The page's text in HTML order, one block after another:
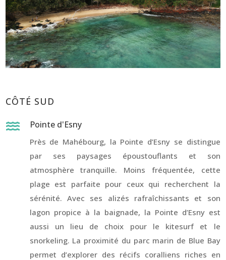
CÔTÉ SUD
 Pointe d'Esny
Près de Mahébourg, la Pointe d’Esny se distingue
par ses paysages époustouflants et son
atmosphère tranquille. Moins fréquentée, cette
plage est parfaite pour ceux qui recherchent la
sérénité. Avec ses alizés rafraîchissants et son
lagon propice à la baignade, la Pointe d’Esny est
aussi un lieu de choix pour le kitesurf et le
snorkeling. La proximité du parc marin de Blue Bay
permet d’explorer des récifs coralliens riches en